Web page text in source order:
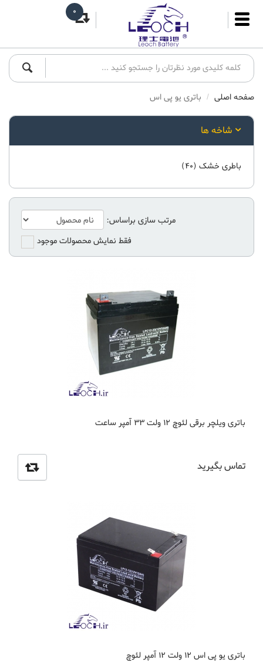
0
صفحه اصلی باتری یو پی اس
شاخه ها
باطری خشک (40)
مرتب سازی براساس:
فقط نمایش محصولات موجود
باتری ویلچر برقی لئوچ 12 ولت 33 آمپر ساعت
تماس بگیرید
باتری یو پی اس 12 ولت 12 آمپر لئوچ